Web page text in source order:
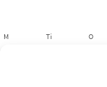
M Ti O